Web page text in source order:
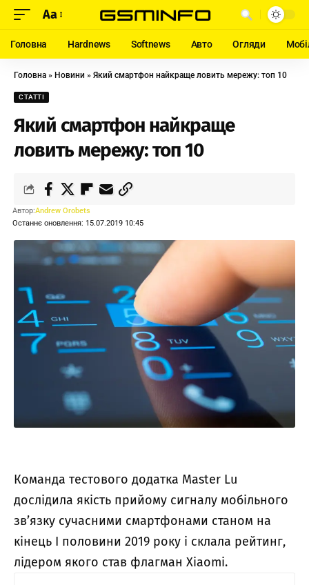
Aa
Головна Hardnews Softnews Авто Огляди
Головна » Новини » Який смартфон найкраще ловить мережу: топ 10
СТАТТІ
Який смартфон найкраще
ловить мережу: топ 10
Останнє оновлення: 15.07.2019 10:45
Автор:Andrew Orobets
Команда тестового додатка Master Lu
дослідила якість прийому сигналу мобільного
зв’язку сучасними смартфонами станом на
кінець I половини 2019 року і склала рейтинг,
лідером якого став флагман Xiaomi.